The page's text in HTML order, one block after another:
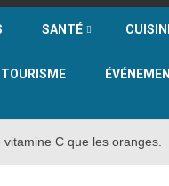
SANTÉ
TOURISME
C que les oranges.